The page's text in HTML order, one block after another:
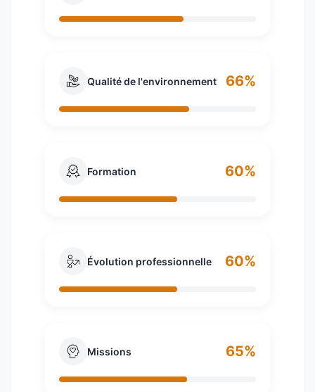
Qualité de l'environnement 66%
Formation 60%
Évolution professionnelle 60%
Missions 65%